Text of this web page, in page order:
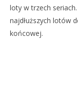
loty w trzech
najdłuższych lotów
końcowej.